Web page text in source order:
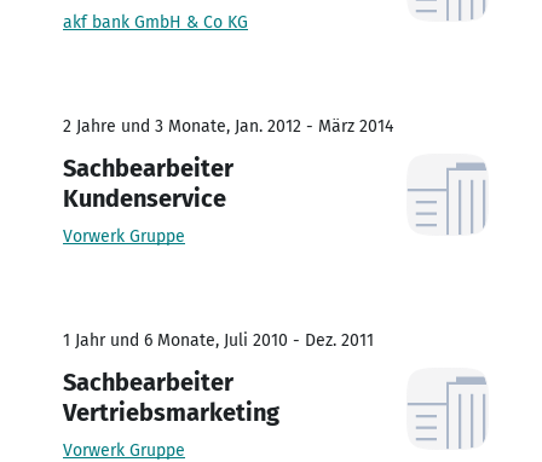
akf bank GmbH & Co KG
2 Jahre und 3 Monate, Jan. 2012 - März 2014
Sachbearbeiter
Kundenservice
Vorwerk Gruppe
1 Jahr und 6 Monate, Juli 2010 - Dez. 2011
Sachbearbeiter
Vertriebsmarketing
Vorwerk Gruppe